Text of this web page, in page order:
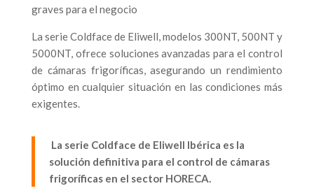
graves para el negocio
La serie Coldface de Eliwell, modelos 300NT, 500NT y
5000NT, ofrece soluciones avanzadas para el control
de cámaras frigoríficas, asegurando un rendimiento
óptimo en cualquier situación en las condiciones más
exigentes.
La serie Coldface de Eliwell Ibérica es la
solución definitiva para el control de cámaras
frigoríficas en el sector HORECA.